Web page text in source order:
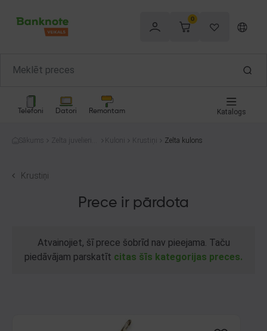
0
Telefoni Datori Remontam Katalogs
Sākums
Zelta juvelierizs
Kuloni Krustiņi Zelta kulons
Krustiņi
Prece ir pārdota
Atvainojiet, šī prece šobrīd nav pieejama. Taču
piedāvājam parskatīt citas šīs kategorijas preces.